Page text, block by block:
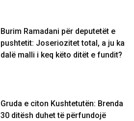
Burim Ramadani për deputetët e
pushtetit: Joseriozitet total, a ju ka
dalë malli i keq këto ditët e fundit?
Gruda e citon Kushtetutën: Brenda
30 ditësh duhet të përfundojë